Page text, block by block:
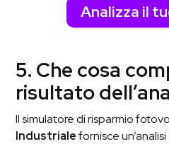
Analizza il
5. Che cosa
risultato
Il simulatore di risparmio
Industrialefornisce